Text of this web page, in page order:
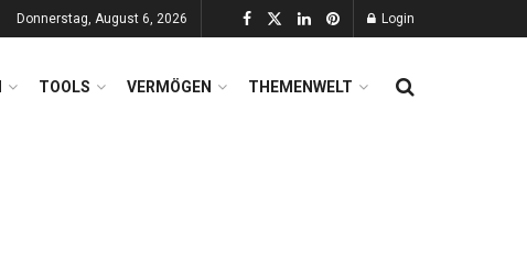
Donnerstag, August 6, 2026 Login
TOOLS VERMÖGEN THEMENWELT